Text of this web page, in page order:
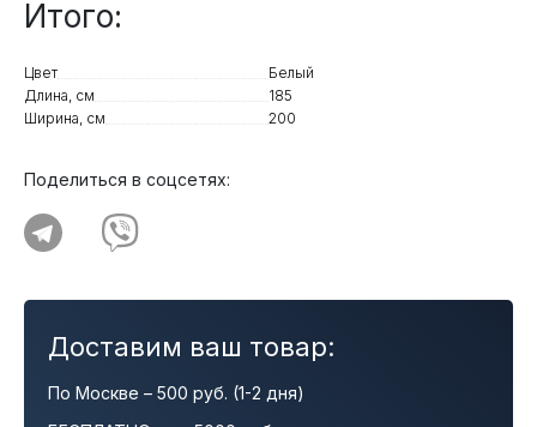
Итого:
Цвет
Белый
Длина, см
185
Ширина, см
200
Поделиться в соцсетях:
Доставим ваш товар:
По Москве – 500 руб. (1-2 дня)